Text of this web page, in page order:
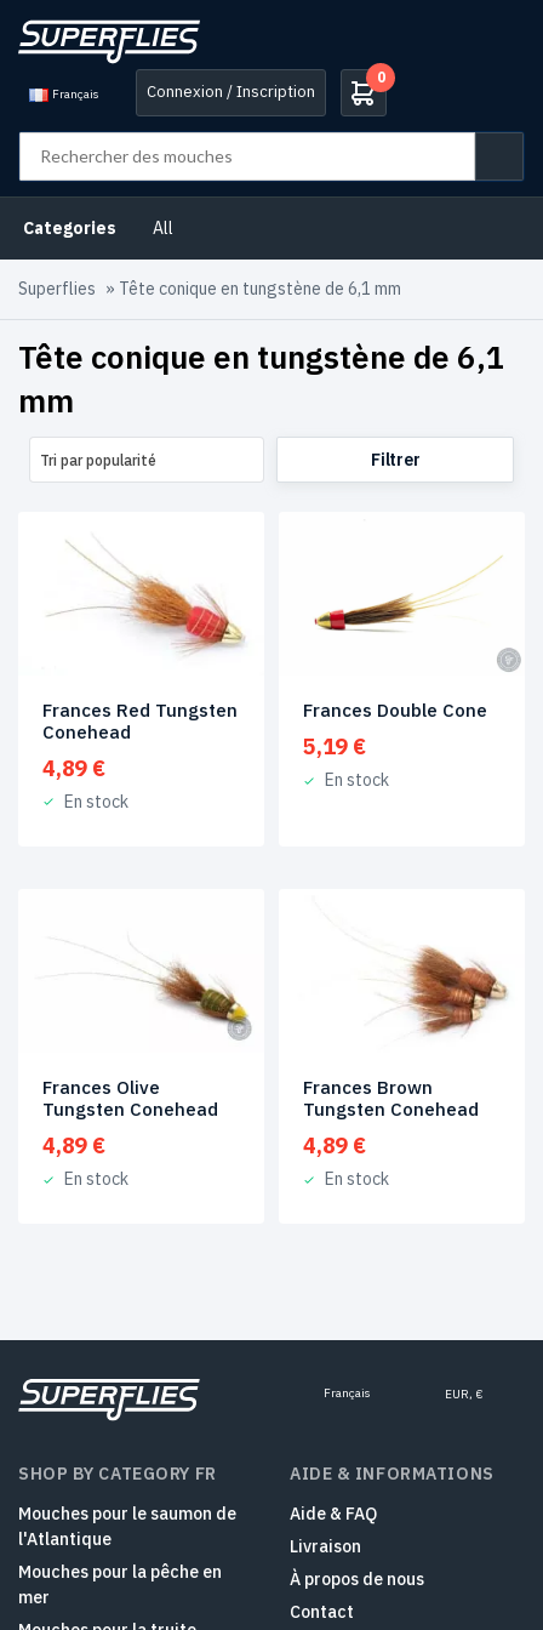
Français Connexion / Inscription
0
Categories All
Superflies » Tête conique en tungstène de 6,1 mm
Tête conique en tungstène de 6,1
mm
Tri par popularité Filtrer
Frances Red Tungsten
Conehead
4,89 €
En stock
Frances Double Cone
5,19 €
En stock
Frances Olive
Tungsten Conehead
4,89 €
En stock
Frances Brown
Tungsten Conehead
4,89 €
En stock
Français EUR, €
SHOP BY CATEGORY FR
Mouches pour le saumon de
l'Atlantique
Mouches pour la pêche en
mer
AIDE & INFORMATIONS
Aide & FAQ
Livraison
À propos de nous
Contact